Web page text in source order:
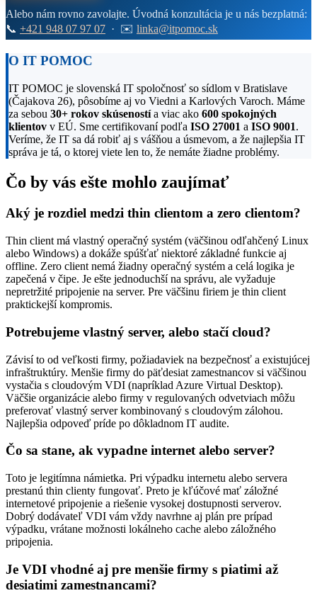
Alebo nám rovno zavolajte. Úvodná konzultácia je u nás bezplatná:
📞 +421 948 07 97 07 · ✉️ linka@itpomoc.sk
O IT POMOC
IT POMOC je slovenská IT spoločnosť so sídlom v Bratislave
(Čajakova 26), pôsobíme aj vo Viedni a Karlových Varoch. Máme
za sebou 30+ rokov skúsenostía viac ako 600 spokojných
klientov v EÚ. Sme certifikovaní podľa ISO 27001 a ISO 9001.
Veríme, že IT sa dá robiť aj s vášňou a úsmevom, a že najlepšia IT
správa je tá, o ktorej viete len to, že nemáte žiadne problémy.
Čo by vás ešte mohlo zaujímať
Aký je rozdiel medzi thin clientom a zero clientom?
Thin client má vlastný operačný systém (väčšinou odľahčený Linux
alebo Windows) a dokáže spúšťať niektoré základné funkcie aj
offline. Zero client nemá žiadny operačný systém a celá logika je
zapečená v čipe. Je ešte jednoduchší na správu, ale vyžaduje
nepretržité pripojenie na server. Pre väčšinu firiem je thin client
praktickejší kompromis.
Potrebujeme vlastný server, alebo stačí cloud?
Závisí to od veľkosti firmy, požiadaviek na bezpečnosť a existujúcej
infraštruktúry. Menšie firmy do päťdesiat zamestnancov si väčšinou
vystačia s cloudovým VDI (napríklad Azure Virtual Desktop).
Väčšie organizácie alebo firmy v regulovaných odvetviach môžu
preferovať vlastný server kombinovaný s cloudovým zálohou.
Najlepšia odpoveď príde po dôkladnom IT audite.
Čo sa stane, ak vypadne internet alebo server?
Toto je legitímna námietka. Pri výpadku internetu alebo servera
prestanú thin clienty fungovať. Preto je kľúčové mať záložné
internetové pripojenie a riešenie vysokej dostupnosti serverov.
Dobrý dodávateľ VDI vám vždy navrhne aj plán pre prípad
výpadku, vrátane možnosti lokálneho cache alebo záložného
pripojenia.
Je VDI vhodné aj pre menšie firmy s piatimi až
desiatimi zamestnancami?